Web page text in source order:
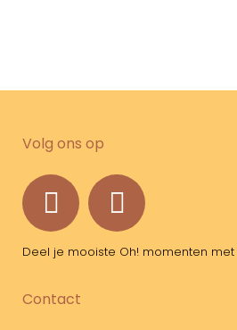
Volg ons op
Deel je mooiste Oh! momenten
Contact